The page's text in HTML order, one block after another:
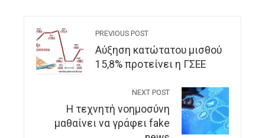
PREVIOUS POST
Αύξηση κατώτατου μισθού
15,8% προτείνει η ΓΣΕΕ
NEXT POST
Η τεχνητή νοημοσύνη
μαθαίνει να γράφει fake